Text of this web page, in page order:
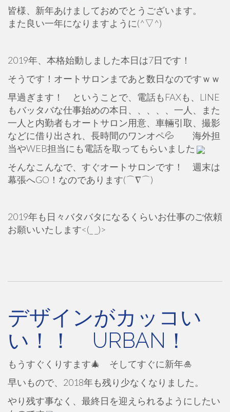
皆様、新年あけましておめでとうございます。
また良い一年になりますように(^▽^)
2019年、本格始動しました本日は7日です！
そうです！オートサロンまであと数日なのですｗｗ
早過ぎます！ ということで、電話もFAXも、LINE
もバッタバな仕事始めの本日、、、、、一人、また
一人と内勤者もオートサロン用意、車輛引取、撮影
などに借り出され、長時間のワンオペ💦 海外担
当やWEB担当にも電話を取ってもらいました
そんなこんなで、すぐオートサロンです！ 週末は
幕張へGO！なのであります(⌒∇⌒)
2019年も日々バタバタになるくらいお仕事のご依頼
お願いいたします<(_ _)>
デザインがカッコい
い！！ URBAN！
もうすぐくりすます🎄 そしてすぐに新年🎍
早いもので、2018年も残り少なくなりました。
やり残す事なく、最終日を迎えられるようにしたい